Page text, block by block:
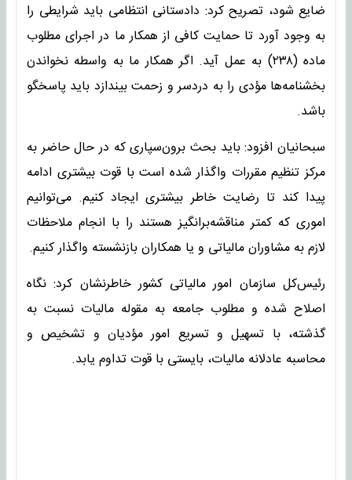
ضایع شود، تصریح کرد: دادستانی انتظامی باید شرایطی را
به وجود آورد تا حمایت کافی از همکار ما در اجرای مطلوب
ماده (۲۳۸) به عمل آید. اگر همکار ما به واسطه نخواندن
بخشنامه‌ها مؤدی را به دردسر و زحمت بیندازد باید پاسخگو
باشد.
سبحانیان افزود: باید بحث برون‌سپاری که در حال حاضر به
مرکز تنظیم مقررات واگذار شده است با قوت بیشتری ادامه
پیدا کند تا رضایت خاطر بیشتری ایجاد کنیم. می‌توانیم
اموری که کمتر مناقشه‌برانگیز هستند را با انجام ملاحظات
لازم به مشاوران مالیاتی و یا همکاران بازنشسته واگذار کنیم.
رئیس‌کل سازمان امور مالیاتی کشور خاطرنشان کرد: نگاه
اصلاح شده و مطلوب جامعه به مقوله مالیات نسبت به
گذشته، با تسهیل و تسریع امور مؤدیان و تشخیص و
محاسبه عادلانه مالیات، بایستی با قوت تداوم یابد.